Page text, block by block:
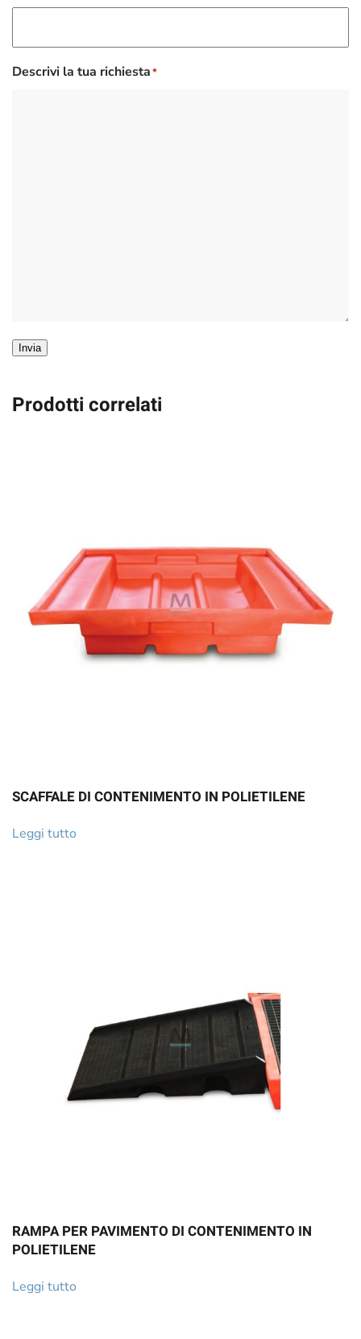
Descrivi la tua richiesta*
Invia
Prodotti correlati
SCAFFALE DI CONTENIMENTO IN POLIETILENE
Leggi tutto
RAMPA PER PAVIMENTO DI CONTENIMENTO IN
POLIETILENE
Leggi tutto